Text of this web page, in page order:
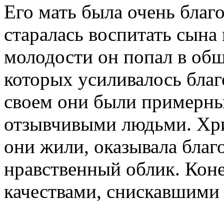
Его мать была очень
старалась воспитать
молодости он попал в
которых усиливалось
своем они были
отзывчивыми людьми.
они жили, оказывала
нравственный облик.
качествами,